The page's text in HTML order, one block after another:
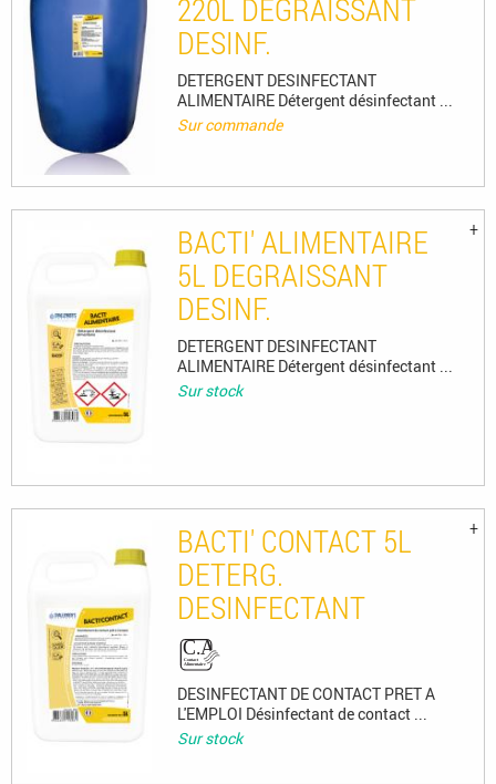
220L DEGRAISSANT
DESINF.
DETERGENT DESINFECTANT
ALIMENTAIRE Détergent désinfectant ...
Sur commande
BACTI' ALIMENTAIRE
5L DEGRAISSANT
DESINF.
DETERGENT DESINFECTANT
ALIMENTAIRE Détergent désinfectant ...
Sur stock
BACTI' CONTACT 5L
DETERG.
DESINFECTANT
DESINFECTANT DE CONTACT PRET A
L'EMPLOI Désinfectant de contact ...
Sur stock